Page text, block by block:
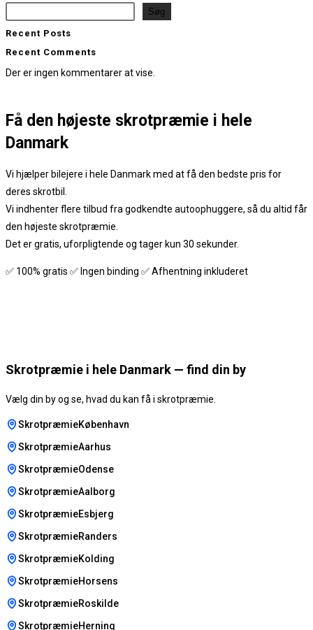
Søg
Recent Posts
Recent Comments
Der er ingen kommentarer at vise.
Få den højeste skrotpræmie i hele
Danmark
Vi hjælper bilejere i hele Danmark med at få den bedste pris for
deres skrotbil.
Vi indhenter flere tilbud fra godkendte autoophuggere, så du altid får
den højeste skrotpræmie.
Det er gratis, uforpligtende og tager kun 30 sekunder.
✅ 100% gratis ✅ Ingen binding ✅ Afhentning inkluderet
Skrotpræmie i hele Danmark — find din by
Vælg din by og se, hvad du kan få i skrotpræmie.
SkrotpræmieKøbenhavn
SkrotpræmieAarhus
SkrotpræmieOdense
SkrotpræmieAalborg
SkrotpræmieEsbjerg
SkrotpræmieRanders
SkrotpræmieKolding
SkrotpræmieHorsens
SkrotpræmieRoskilde
SkrotpræmieHerning